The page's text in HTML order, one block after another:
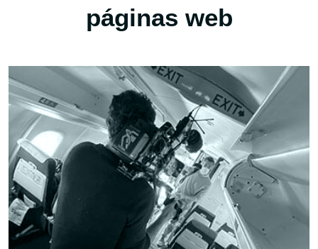
páginas web